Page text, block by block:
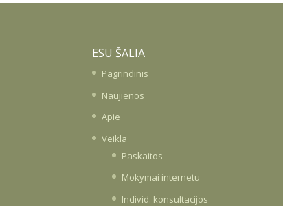
ESU ŠALIA
Pagrindinis
Naujienos
Apie
Veikla
Paskaitos
Mokymai internetu
Individ. konsultacijos